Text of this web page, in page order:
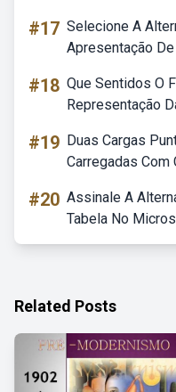
#17 Selecione A
Apresentação
#18 Que Sentidos O
Representação
#19 Duas Cargas
Carregadas Com
#20 Assinale A
Tabela No
Related Posts